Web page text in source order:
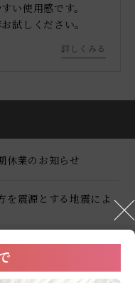
い使用感です。
試しください。
詳しくみる
休業のお知らせ
震源とする地震によ